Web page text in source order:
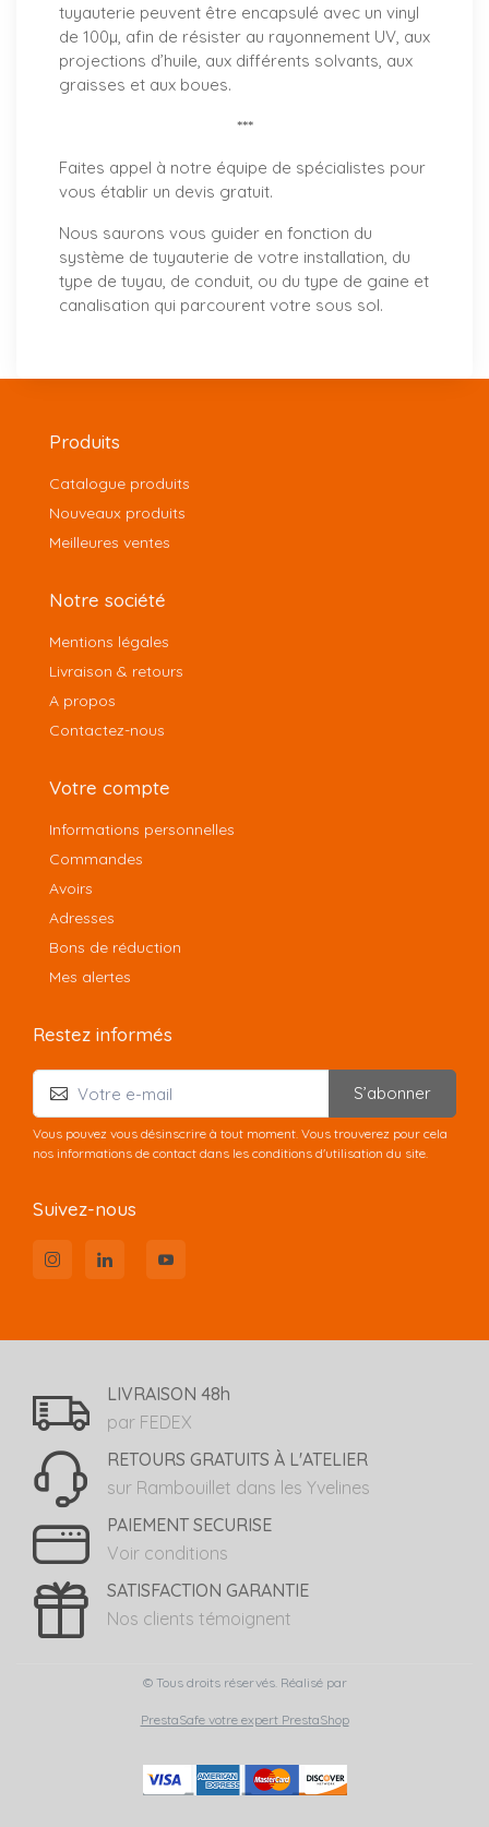
tuyauterie peuvent être encapsulé avec un vinyl
de 100µ, afin de résister au rayonnement UV, aux
projections d’huile, aux différents solvants, aux
graisses et aux boues.
***
Faites appel à notre équipe de spécialistes pour
vous établir un devis gratuit.
Nous saurons vous guider en fonction du
système de tuyauterie de votre installation, du
type de tuyau, de conduit, ou du type de gaine et
canalisation qui parcourent votre sous sol.
Produits
Catalogue produits
Nouveaux produits
Meilleures ventes
Notre société
Mentions légales
Livraison & retours
A propos
Contactez-nous
Votre compte
Informations personnelles
Commandes
Avoirs
Adresses
Bons de réduction
Mes alertes
Restez informés
S’abonner
Vous pouvez vous désinscrire à tout moment. Vous trouverez pour cela
nos informations de contact dans les conditions d'utilisation du site.
Suivez-nous
LIVRAISON 48h
par FEDEX
RETOURS GRATUITS À L'ATELIER
sur Rambouillet dans les Yvelines
PAIEMENT SECURISE
Voir conditions
SATISFACTION GARANTIE
Nos clients témoignent
© Tous droits réservés. Réalisé par
PrestaSafe votre expert PrestaShop